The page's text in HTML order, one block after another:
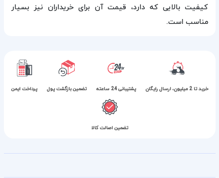
کیفیت بالایی که دارد، قیمت آن برای خریداران نیز بسیار
مناسب است.
خرید تا 2 میلیون، ارسال رایگان پشتیبانی 24 ساعته تضمین بازگشت پول پرداخت ایمن
تضمین اصالت کالا